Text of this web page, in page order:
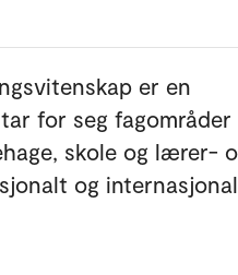
er en
for seg fagområder
skole og lærer-
og